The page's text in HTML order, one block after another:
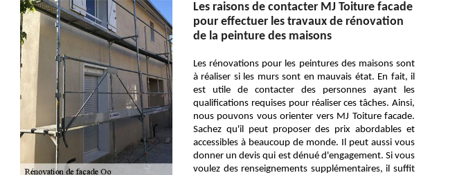
Les raisons de contacter MJ Toiture facade
pour effectuer les travaux de rénovation
de la peinture des maisons
Les rénovations pour les peintures des maisons sont
à réaliser si les murs sont en mauvais état. En fait, il
est utile de contacter des personnes ayant les
qualifications requises pour réaliser ces tâches. Ainsi,
nous pouvons vous orienter vers MJ Toiture facade.
Sachez qu'il peut proposer des prix abordables et
accessibles à beaucoup de monde. Il peut aussi vous
donner un devis qui est dénué d'engagement. Si vous
voulez des renseignements supplémentaires, il suffit